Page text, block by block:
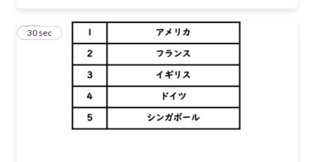
18
30 sec